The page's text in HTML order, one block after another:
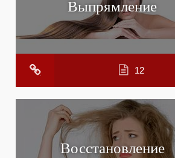
Выпрямление
12
Восстановление